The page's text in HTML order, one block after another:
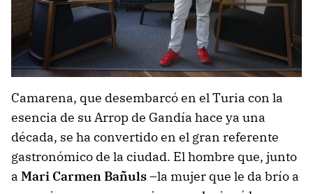
Camarena, que desembarcó en el Turia con la
esencia de su Arrop de Gandía hace ya una
década, se ha convertido en el gran referente
gastronómico de la ciudad. El hombre que, junto
a Mari Carmen Bañuls–la mujer que le da brío a